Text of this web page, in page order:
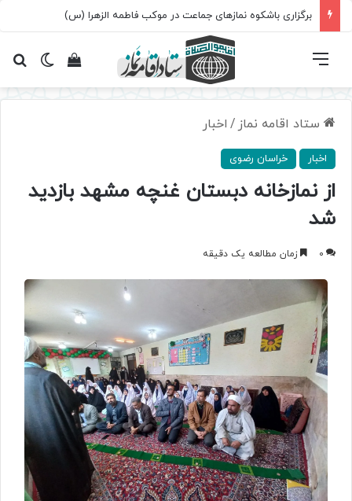
برگزاری باشکوه نمازهای جماعت در موکب فاطمه الزهرا (س)
تغییرمشاهده فهرست
ستاد اقامه نماز / اخبار
اخبار خراسان رضوی
از نمازخانه دبستان غنچه مشهد بازدید
شد
0 زمان مطالعه یک دقیقه